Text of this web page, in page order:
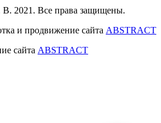
2021. Все права защищены.
и продвижение сайта ABSTRACT
сайта ABSTRACT